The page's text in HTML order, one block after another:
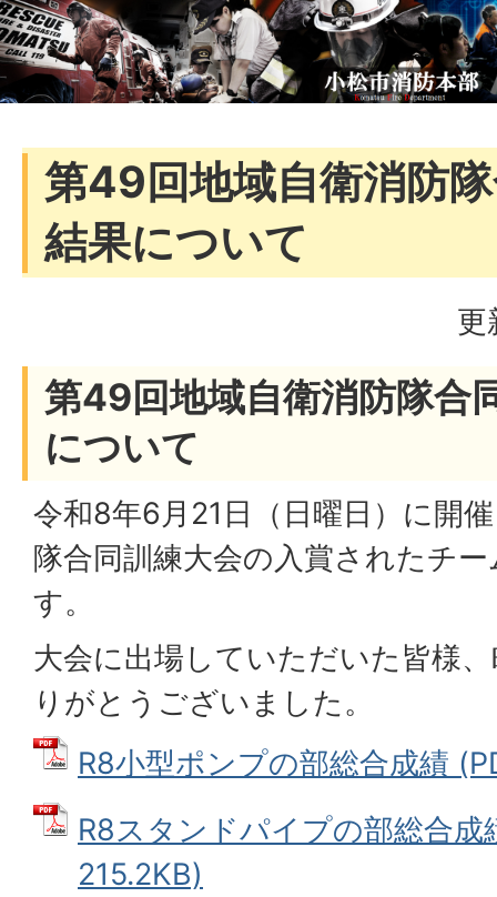
第49回地域自衛消防
結果について
更
第49回地域自衛消防隊合
について
令和8年6月21日（日曜日）に開
隊合同訓練大会の入賞されたチ
す。
大会に出場していただいた皆様
りがとうございました。
R8小型ポンプの部総合成績
R8スタンドパイプの部総合成
215.2KB)